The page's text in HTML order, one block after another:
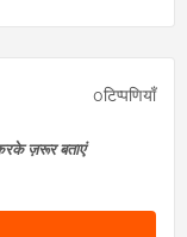
0टिप्पणियाँ
ज़रूर बताएं